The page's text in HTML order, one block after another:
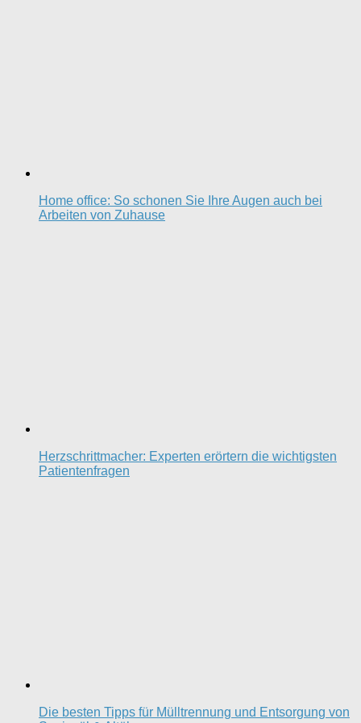
Home office: So schonen Sie Ihre Augen auch bei
Arbeiten von Zuhause
Herzschrittmacher: Experten erörtern die wichtigsten
Patientenfragen
Die besten Tipps für Mülltrennung und Entsorgung von